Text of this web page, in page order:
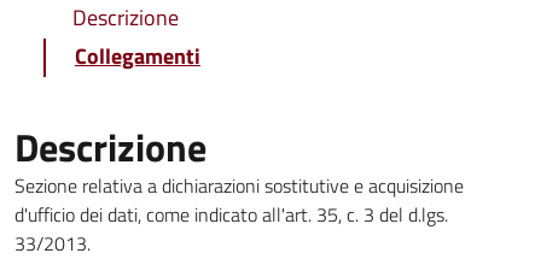
Descrizione
Collegamenti
Descrizione
Sezione relativa a dichiarazioni sostitutive e acquisizione
d'ufficio dei dati, come indicato all'art. 35, c. 3 del d.lgs.
33/2013.